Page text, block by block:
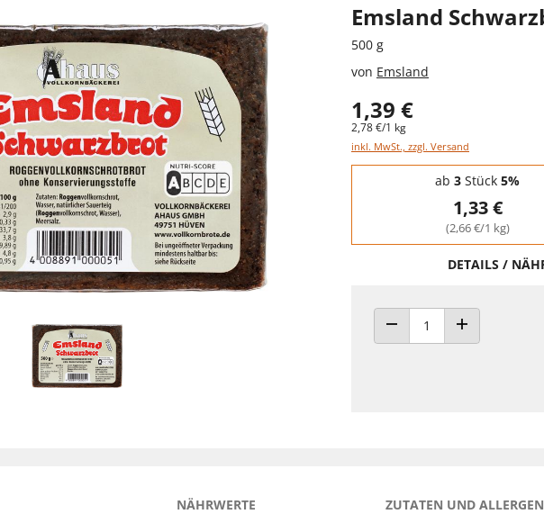
Emsland
500 g
von Emsland
1,39 €
2,78 €/1 kg
inkl. MwSt., zzgl. Versand
Staffelpreise - Mengenrabatt
ab 3 Stück 5%
1,33 €
(2,66 €/1 kg)
DETAILS /
ANZAHL VERRINGERN
ANZAHL
NÄHRWERTE ZUTATEN UND